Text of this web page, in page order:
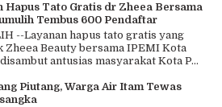
Hapus Tato Gratis dr Zheea Bersama
Tembus 600 Pendaftar
--Layanan hapus tato gratis yang
Zheea Beauty bersama IPEMI Kota
antusias masyarakat Kota P...
Piutang, Warga Air Itam Tewas